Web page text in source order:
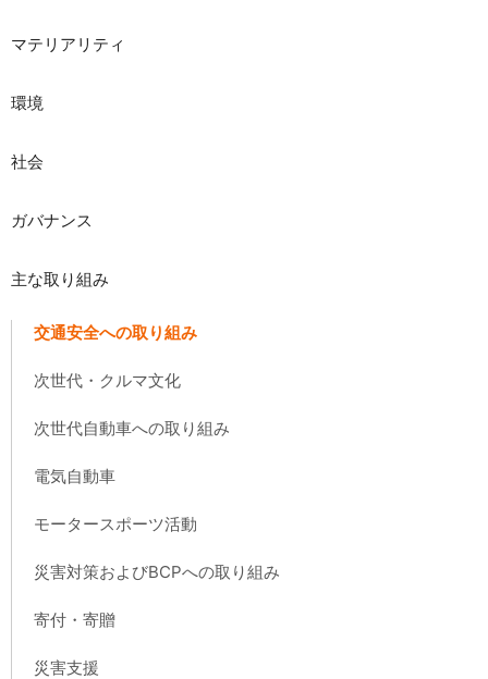
マテリアリティ
環境
社会
ガバナンス
主な取り組み
交通安全への取り組み
次世代・クルマ文化
次世代自動車への取り組み
電気自動車
モータースポーツ活動
災害対策およびBCPへの取り組み
寄付・寄贈
災害支援